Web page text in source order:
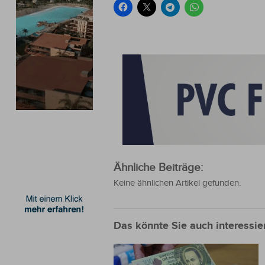
Ähnliche Beiträge:
Keine ähnlichen Artikel gefunden.
Das könnte Sie auch